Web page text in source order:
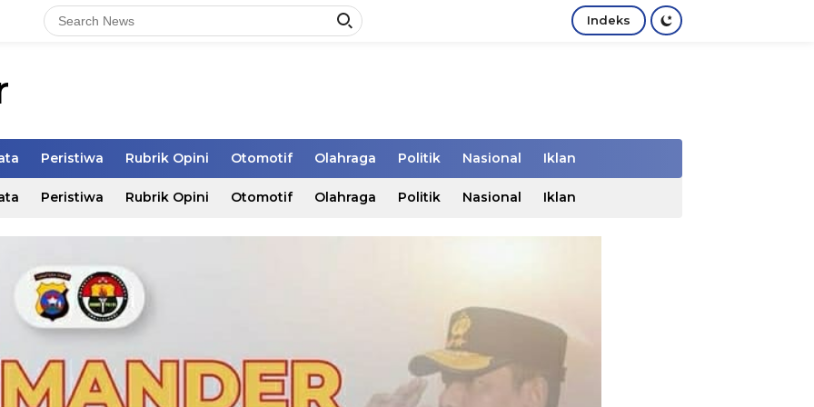
Indeks
Peristiwa Rubrik Opini Otomotif Olahraga Politik Nasional Iklan
Peristiwa Rubrik Opini Otomotif Olahraga Politik Nasional Iklan